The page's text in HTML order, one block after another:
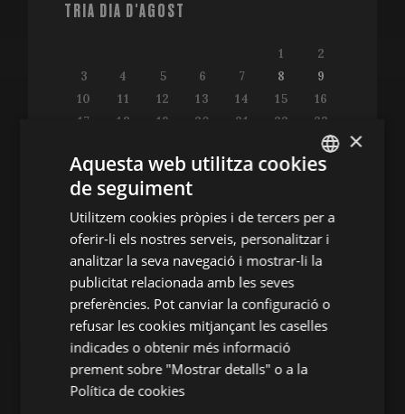
TRIA DIA D'AGOST
1
2
3
4 5 6 7 8
9
10
11 12 13 14 15
16
17
18 19 20 21 22
23
30
31
Consulta la guia de programació
ALTRES ACTES
Conferències
SPANISH
CATALAN
×
Aquesta web utilitza cookies
de seguiment
Utilitzem cookies pròpies i de tercers per a
oferir-li els nostres serveis, personalitzar i
analitzar la seva navegació i mostrar-li la
publicitat relacionada amb les seves
preferències. Pot canviar la configuració o
refusar les cookies mitjançant les caselles
indicades o obtenir més informació
prement sobre "Mostrar detalls" o a la
Política de cookies